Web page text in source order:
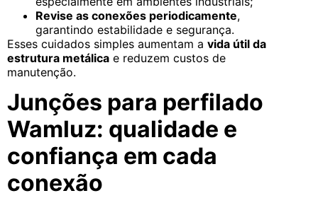
Revise as conexões periodicamente,
garantindo estabilidade e segurança.
Esses cuidados simples aumentam a vida útil da
estrutura metálica e reduzem custos de
manutenção.
Junções para perfilado
Wamluz: qualidade e
confiança em cada
conexão